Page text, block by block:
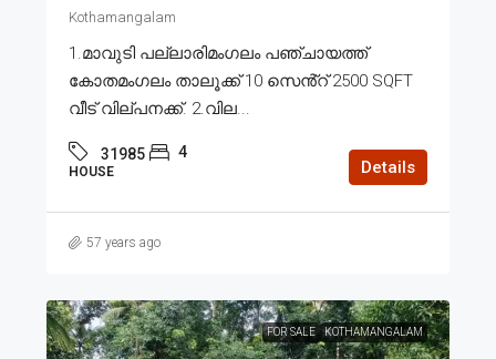
Kothamangalam
1.മാവുടി പല്ലാരിമംഗലം പഞ്ചായത്ത്
കോതമംഗലം താലൂക്ക് 10 സെൻ്റ് 2500 SQFT
വീട് വില്പനക്ക്. 2.വില...
31985 4
HOUSE Details
57 years ago
FOR SALE KOTHAMANGALAM